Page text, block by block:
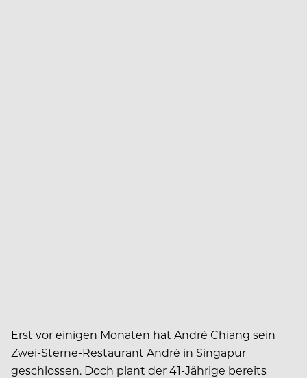
Erst vor einigen Monaten hat André Chiang sein
Zwei-Sterne-Restaurant André in Singapur
geschlossen. Doch plant der 41-Jährige bereits